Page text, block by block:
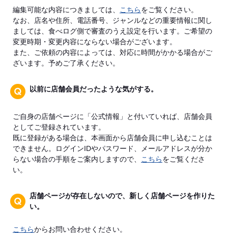
編集可能な内容につきましては、 こちらをご覧ください。
なお、店名や住所、電話番号、ジャンルなどの重要情報に関し
ましては、食べログ側で審査のうえ設定を行います。ご希望の
変更時期・変更内容にならない場合がございます。
また、ご依頼の内容によっては、対応に時間がかかる場合がご
ざいます。予めご了承ください。
以前に店舗会員だったような気がする。
ご自身の店舗ページに「公式情報」と付いていれば、店舗会員
としてご登録されています。
既に登録がある場合は、本画面から店舗会員に申し込むことは
できません。ログインIDやパスワード、メールアドレスが分か
らない場合の手順をご案内しますので、
こちらをご覧くださ
い。
店舗ページが存在しないので、新しく店舗ページを作りた
い。
こちらからお問い合わせください。